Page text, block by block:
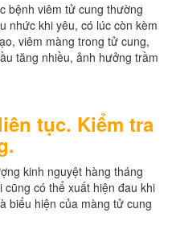
bệnh viêm tử cung thường
nhức khi yêu, có lúc còn kèm
viêm màng trong tử cung,
tăng nhiều, ảnh hưởng trầm
tục. Kiểm tra
kinh nguyệt hàng tháng
có thể xuất hiện đau khi
biểu hiện của màng tử cung